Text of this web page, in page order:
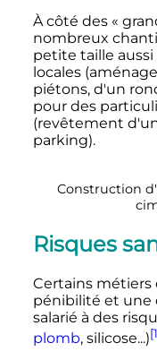
À côté des «
nombreux
petite taille
locales
piétons, d'un
pour des
(revêtement
parking).
Construction
Risques
Certains métiers
pénibilité et une
salarié à des
plomb, silicose...)